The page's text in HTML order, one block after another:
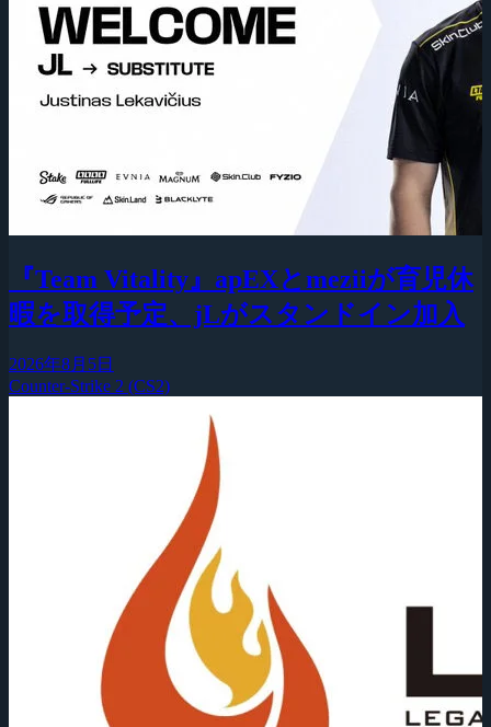
『Team Vitality』apEXとmeziiが育児休
暇を取得予定、jLがスタンドイン加入
2026年8月5日
Counter-Strike 2 (CS2)